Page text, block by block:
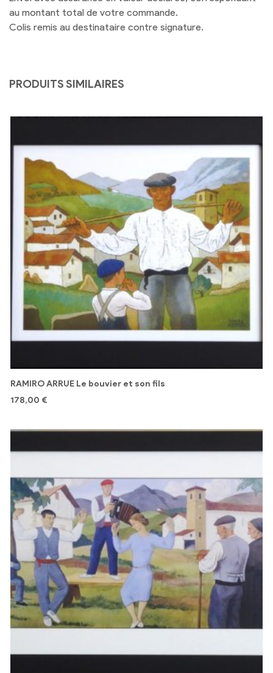
au montant total de votre commande.
Colis remis au destinataire contre signature.
PRODUITS SIMILAIRES
RAMIRO ARRUE Le bouvier et son fils
178,00 €